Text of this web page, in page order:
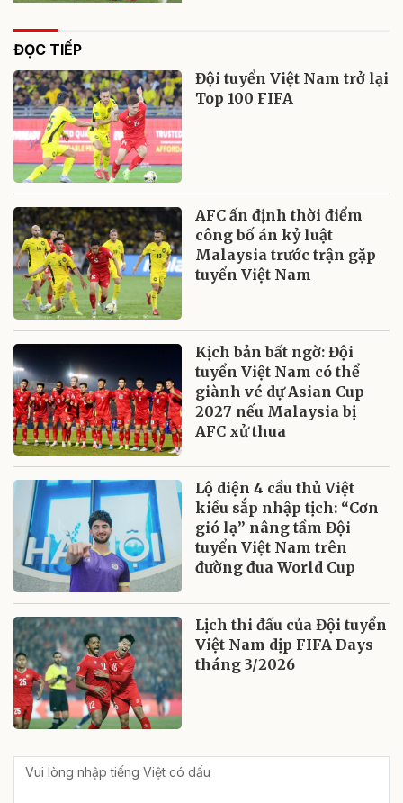
ĐỌC TIẾP
Đội tuyển Việt Nam trở lại
Top 100 FIFA
AFC ấn định thời điểm
công bố án kỷ luật
Malaysia trước trận gặp
tuyển Việt Nam
Kịch bản bất ngờ: Đội
tuyển Việt Nam có thể
giành vé dự Asian Cup
2027 nếu Malaysia bị
AFC xử thua
Lộ diện 4 cầu thủ Việt
kiều sắp nhập tịch: “Cơn
gió lạ” nâng tầm Đội
tuyển Việt Nam trên
đường đua World Cup
Lịch thi đấu của Đội tuyển
Việt Nam dịp FIFA Days
tháng 3/2026